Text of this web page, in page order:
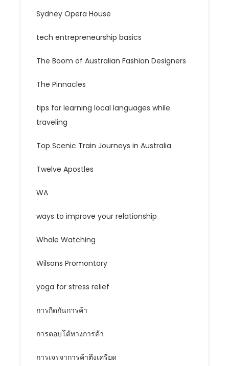
Sydney Opera House
tech entrepreneurship basics
The Boom of Australian Fashion Designers
The Pinnacles
tips for learning local languages while
traveling
Top Scenic Train Journeys in Australia
Twelve Apostles
WA
ways to improve your relationship
Whale Watching
Wilsons Promontory
yoga for stress relief
การกีดกันการค้า
การตอบโต้ทางการค้า
การเจรจาการค้าตึงเครียด